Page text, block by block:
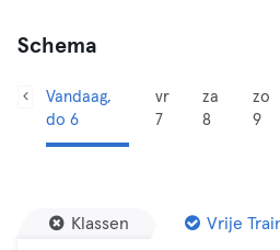
Schema
Vandaag,
do 6
vr
7
za
8
zo
9
Klassen Vrije